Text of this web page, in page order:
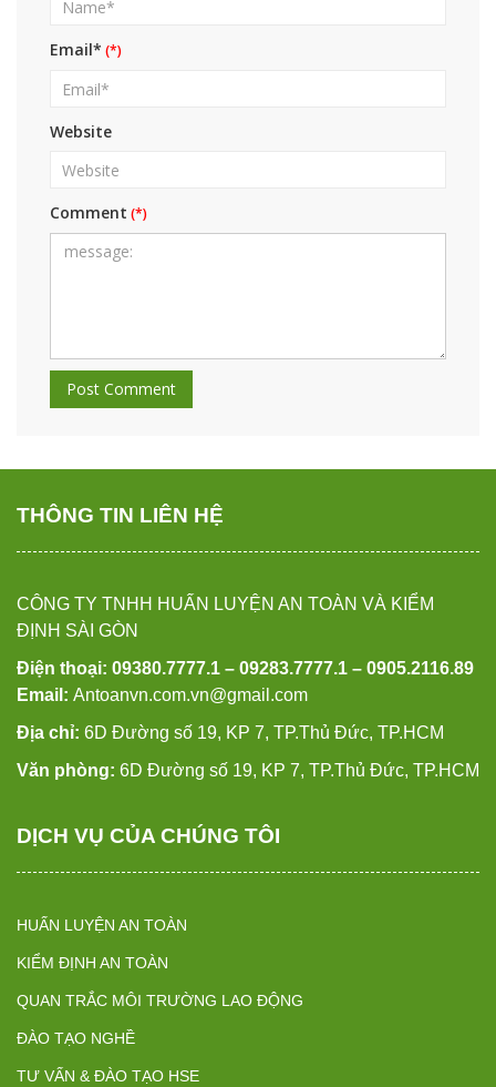
Email*
Website
Comment
THÔNG TIN LIÊN HỆ
CÔNG TY TNHH HUẤN LUYỆN AN TOÀN VÀ KIỂM
ĐỊNH SÀI GÒN
Điện thoại: 09380.7777.1 – 09283.7777.1 – 0905.2116.89
Email: Antoanvn.com.vn@gmail.com
Địa chỉ: 6D Đường số 19, KP 7, TP.Thủ Đức, TP.HCM
Văn phòng: 6D Đường số 19, KP 7, TP.Thủ Đức, TP.HCM
DỊCH VỤ CỦA CHÚNG TÔI
HUẤN LUYỆN AN TOÀN
KIỂM ĐỊNH AN TOÀN
QUAN TRẮC MÔI TRƯỜNG LAO ĐỘNG
ĐÀO TẠO NGHỀ
TƯ VẤN & ĐÀO TẠO HSE